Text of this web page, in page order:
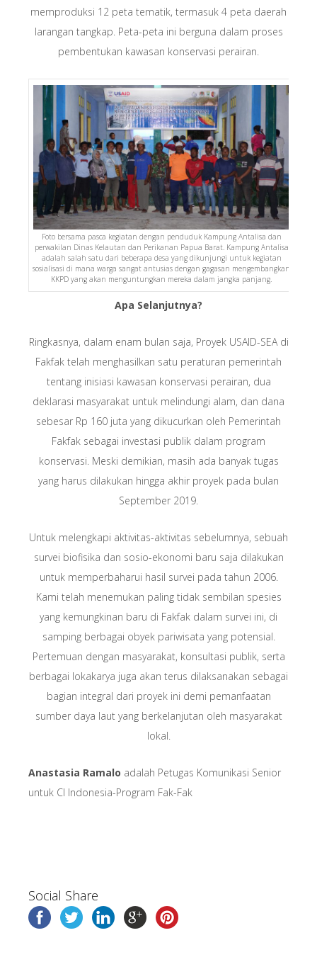
memproduksi 12 peta tematik, termasuk 4 peta daerah
larangan tangkap. Peta-peta ini berguna dalam proses
pembentukan kawasan konservasi perairan.
Foto bersama pasca kegiatan dengan penduduk Kampung Antalisa dan
perwakilan Dinas Kelautan dan Perikanan Papua Barat. Kampung Antalisa
adalah salah satu dari beberapa desa yang dikunjungi untuk kegiatan
sosialisasi di mana warga sangat antusias dengan gagasan mengembangkan
KKPD yang akan menguntungkan mereka dalam jangka panjang.
Apa Selanjutnya?
Ringkasnya, dalam enam bulan saja, Proyek USAID-SEA di
Fakfak telah menghasilkan satu peraturan pemerintah
tentang inisiasi kawasan konservasi perairan, dua
deklarasi masyarakat untuk melindungi alam, dan dana
sebesar Rp 160 juta yang dikucurkan oleh Pemerintah
Fakfak sebagai investasi publik dalam program
konservasi. Meski demikian, masih ada banyak tugas
yang harus dilakukan hingga akhir proyek pada bulan
September 2019.
Untuk melengkapi aktivitas-aktivitas sebelumnya, sebuah
survei biofisika dan sosio-ekonomi baru saja dilakukan
untuk memperbaharui hasil survei pada tahun 2006.
Kami telah menemukan paling tidak sembilan spesies
yang kemungkinan baru di Fakfak dalam survei ini, di
samping berbagai obyek pariwisata yang potensial.
Pertemuan dengan masyarakat, konsultasi publik, serta
berbagai lokakarya juga akan terus dilaksanakan sebagai
bagian integral dari proyek ini demi pemanfaatan
sumber daya laut yang berkelanjutan oleh masyarakat
lokal.
Anastasia Ramalo adalah Petugas Komunikasi Senior
untuk CI Indonesia-Program Fak-Fak
Social Share